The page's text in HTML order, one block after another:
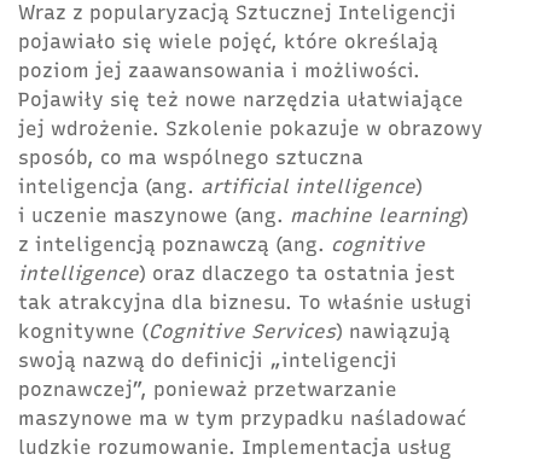
Wraz z popularyzacją Sztucznej Inteligencji
pojawiało się wiele pojęć, które określają
poziom jej zaawansowania i możliwości.
Pojawiły się też nowe narzędzia ułatwiające
jej wdrożenie. Szkolenie pokazuje w obrazowy
sposób, co ma wspólnego sztuczna
inteligencja (ang. artificial intelligence)
i uczenie maszynowe (ang. machine learning)
z inteligencją poznawczą (ang. cognitive
intelligence) oraz dlaczego ta ostatnia jest
tak atrakcyjna dla biznesu. To właśnie usługi
kognitywne (Cognitive Services) nawiązują
swoją nazwą do definicji „inteligencji
poznawczej”, ponieważ przetwarzanie
maszynowe ma w tym przypadku naśladować
ludzkie rozumowanie. Implementacja usług